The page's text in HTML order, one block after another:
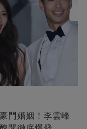
門婚姻！李雲峰